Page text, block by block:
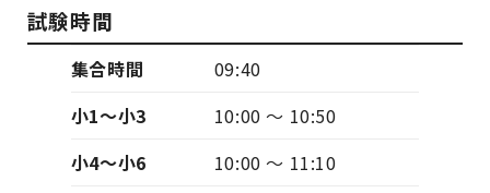
試験時間
集合時間
09:40
小1〜小3
10:00 〜 10:50
小4〜小6
10:00 〜 11:10